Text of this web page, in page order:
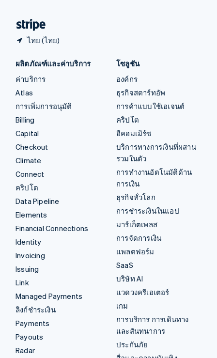
ไทย (ไทย)
ผลิตภัณฑ์และค่าบริการ
ค่าบริการ
Atlas
การเพิ่มการอนุมัติ
Billing
Capital
Checkout
Climate
Connect
คริปโต
Data Pipeline
Elements
Financial Connections
Identity
Invoicing
Issuing
Link
Managed Payments
ลิงก์ชำระเงิน
Payments
Payouts
Radar
โซลูชัน
องค์กร
ธุรกิจสตาร์ทอัพ
การค้าแบบใช้เอเจนต์
คริปโต
อีคอมเมิร์ซ
บริการทางการเงินที่ผสาน
รวมในตัว
การทำงานอัตโนมัติด้าน
การเงิน
ธุรกิจทั่วโลก
การชำระเงินในแอป
มาร์เก็ตเพลส
การจัดการเงิน
แพลตฟอร์ม
SaaS
บริษัท AI
แวดวงครีเอเตอร์
เกม
การบริการ การเดินทาง
และสันทนาการ
ประกันภัย